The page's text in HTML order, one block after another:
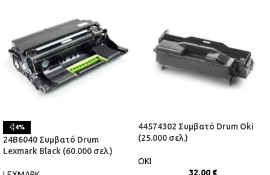
-14%
24B6040 Συμβατό Drum
Lexmark Black (60.000 σελ.)
44574302 Συμβατό Drum Oki
(25.000 σελ.)
OKI
32,00 €